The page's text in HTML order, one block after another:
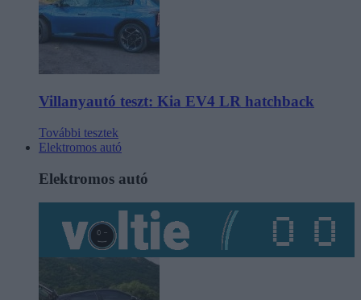
Villanyautó teszt: Kia EV4 LR hatchback
További tesztek
Elektromos autó
Elektromos autó